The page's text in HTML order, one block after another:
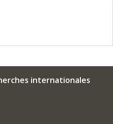
dites alternatives et
partisane d’une approche
j’ai récemment
pratiques de santé des
recherche du Canada sur le
2017), je me propose en
comprendre l'évolution des
modernes, de la
au refus du vaccin
internationales